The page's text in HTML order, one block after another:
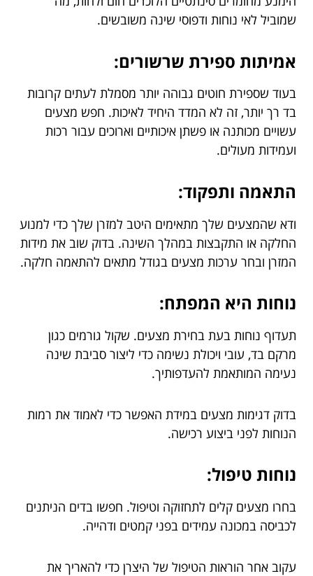
שמוביל לאי נוחות ודפוסי שינה משובשים.
אמיתות ספירת שרשורים:
בעוד שספירת חוטים גבוהה יותר מסמלת לעתים קרובות
בד רך יותר, זה לא המדד היחיד לאיכות. חפש מצעים
עשויים מכותנה או פשתן איכותיים וארוכים עבור רכות
ועמידות מעולים.
התאמה ותפקוד:
ודא שהמצעים שלך מתאימים היטב למזרן שלך כדי למנוע
החלקה או התקבצות במהלך השינה. בדוק שוב את מידות
המזרן ובחר ערכות מצעים בגודל מתאים להתאמה חלקה.
נוחות היא המפתח:
תעדוף נוחות בעת בחירת מצעים. שקול גורמים כגון
מרקם בד, עובי ויכולת נשימה כדי ליצור סביבת שינה
נעימה המותאמת להעדפותיך.
בדוק דגימות מצעים במידת האפשר כדי לאמוד את רמות
הנוחות לפני ביצוע רכישה.
נוחות טיפול:
בחרו מצעים קלים לתחזוקה וטיפול. חפשו בדים הניתנים
לכביסה במכונה עמידים בפני קמטים ודהייה.
עקוב אחר הוראות הטיפול של היצרן כדי להאריך את